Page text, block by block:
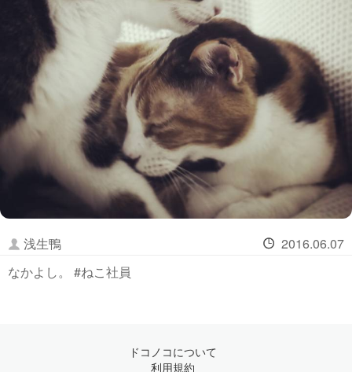
浅生鴨
2016.06.07
なかよし。 #ねこ社員
ドコノコについて
利用規約